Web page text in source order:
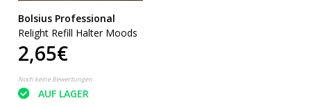
Bolsius Professional
Relight Refill Halter Moods
2,65€
Noch keine Bewertungen
AUF LAGER